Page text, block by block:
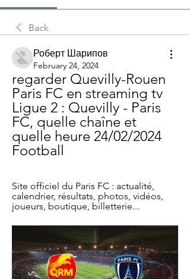
Back
Роберт Шарипов
February 24, 2024
regarder Quevilly-Rouen
Paris FC en streaming tv
Ligue 2 : Quevilly - Paris
FC, quelle chaîne et
quelle heure 24/02/2024
Football
Site officiel du Paris FC : actualité,
calendrier, résultats, photos, vidéos,
joueurs, boutique, billetterie...